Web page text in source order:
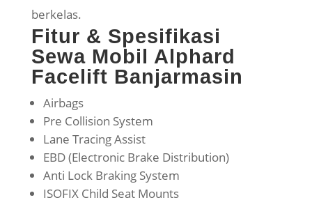
berkelas.
Fitur & Spesifikasi
Sewa Mobil Alphard
Facelift Banjarmasin
Airbags
Pre Collision System
Lane Tracing Assist
EBD (Electronic Brake Distribution)
Anti Lock Braking System
ISOFIX Child Seat Mounts